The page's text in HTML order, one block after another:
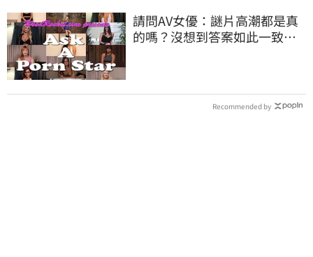
請問AV女優：謎片高潮都是真
的嗎？沒想到答案如此一致…
Recommended by